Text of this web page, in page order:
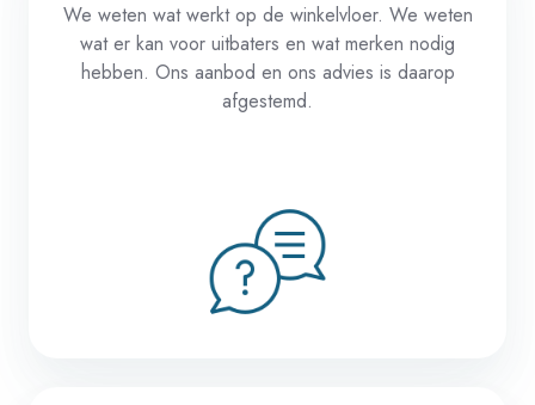
We weten watwerktop de winkelvloer. We weten
wat er kan voor uitbaters en watmerken nodig
hebben. Ons aanbod en ons advies is daarop
afgestemd.